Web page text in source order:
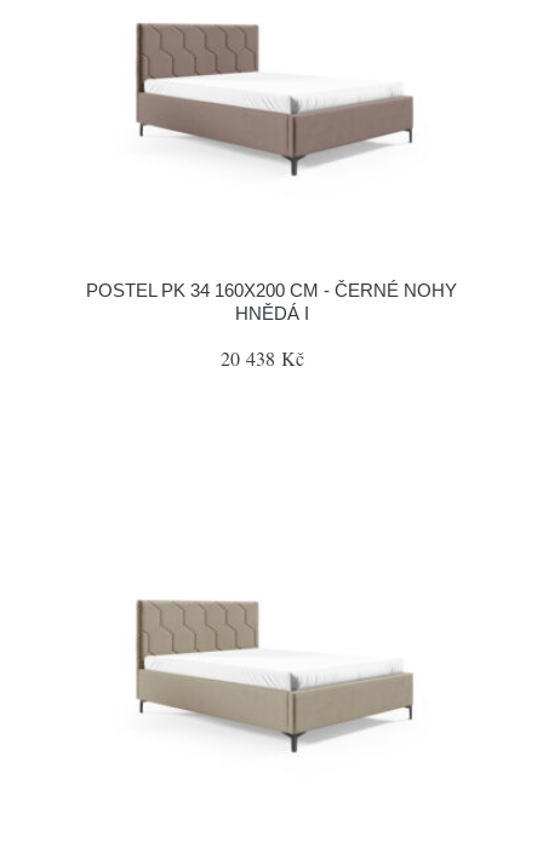
POSTEL PK 34 160X200 CM - ČERNÉ NOHY
HNĚDÁ I
20 438 Kč